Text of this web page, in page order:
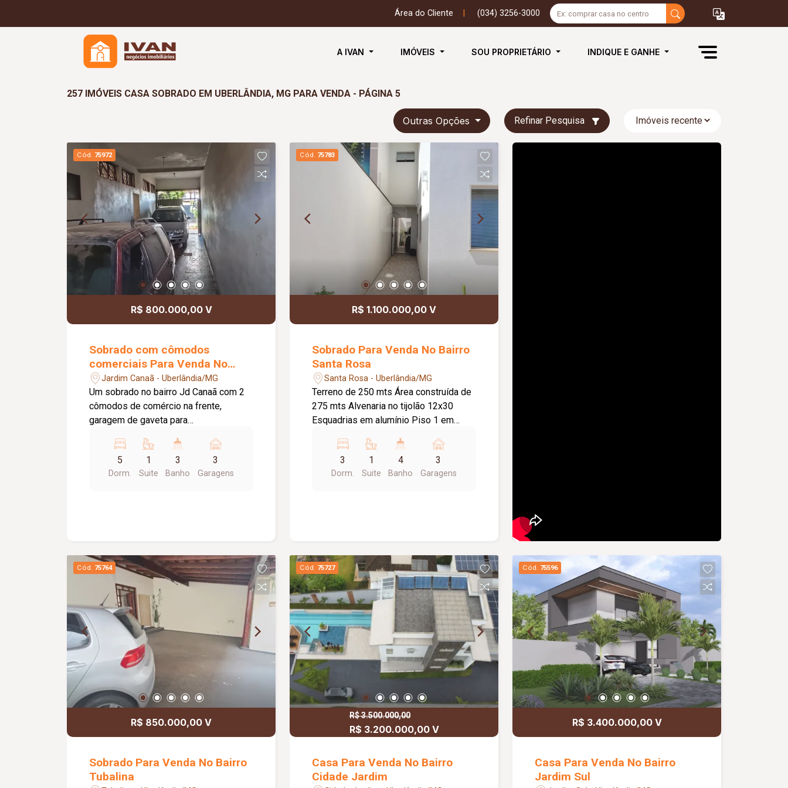
Área do Cliente (034) 3256-3000
A IVAN IMÓVEIS SOU PROPRIETÁRIO INDIQUE E GANHE
257 IMÓVEIS CASA SOBRADO EM UBERLÂNDIA, MG PARA VENDA - PÁGINA 5
Outras Opções Refinar Pesquisa
Cód. 75972
R$ 800.000,00 V
Sobrado com cômodos
comerciais Para Venda No
Bairro Jardim Canaã
Jardim Canaã - Uberlândia/MG
Um sobrado no bairro Jd Canaã com 2
cômodos de comércio na frente,
garagem de gaveta para
fundo com 3 cômodos e 1 banheiro,
alugada por aproximadamente 650
reais, um espaço que hoje está sendo
ampla, cozinha ampla, lavanderia,
sacada que dá acesso pelos quartos
suite e o 2 quarto do imóvel. Os
cômodos comerciais a frente do imóvel
possui aproximadamente 35M² cada
estando todos alugados. Rendimento
com locação mensal é
aproximadamente R$2.200,00
5
Dorm.
1
Suite
3
Banho
3
Garagens
Cód. 75783
R$ 1.100.000,00 V
Sobrado Para Venda No Bairro
Santa Rosa
Santa Rosa - Uberlândia/MG
Terreno de 250 mts Área construída de
275 mts Alvenaria no tijolão 12x30
Esquadrias em alumínio Piso 1 em
piso : Garagem para 3 veículos Sala de
Cozinha com móveis planejados
social Escritório com planejados Suíte
Master com ar condicionado, closet e
hidromassagem Sacada Circuito
fechado de câmeras Alarmes Cerca
elétrica Energia solar Aquecimento de
água solar Estuda permuta por casa,
apartamento, terreno ou veículos até
400.000$
3
Dorm.
1
Suite
4
Banho
3
Garagens
Cód. 75764
R$ 850.000,00 V
Sobrado Para Venda No Bairro
Tubalina
Cód. 75727
R$ 3.500.000,00
R$ 3.200.000,00 V
Casa Para Venda No Bairro
Cidade Jardim
Cód. 75596
R$ 3.400.000,00 V
Casa Para Venda No Bairro
Jardim Sul